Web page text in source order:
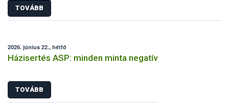
TOVÁBB
2026. június 22., hétfő
Házisertés ASP: minden minta negatív
TOVÁBB